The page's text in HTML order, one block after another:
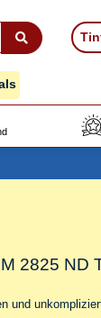
2825 ND
und